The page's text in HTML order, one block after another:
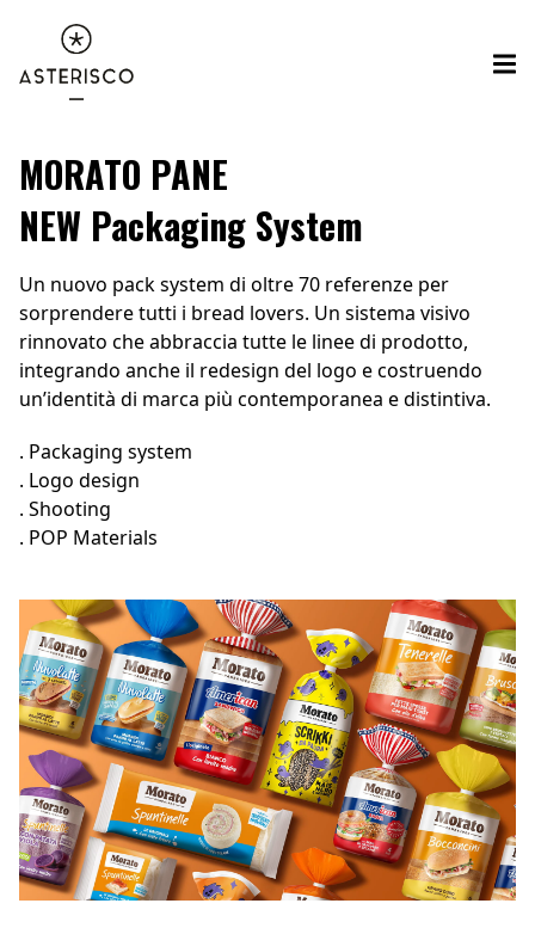
MORATO PANE
NEW Packaging System
Un nuovo pack system di oltre 70 referenze per
sorprendere tutti i bread lovers. Un sistema visivo
rinnovato che abbraccia tutte le linee di prodotto,
integrando anche il redesign del logo e costruendo
un’identità di marca più contemporanea e distintiva.
. Packaging system
. Logo design
. Shooting
. POP Materials